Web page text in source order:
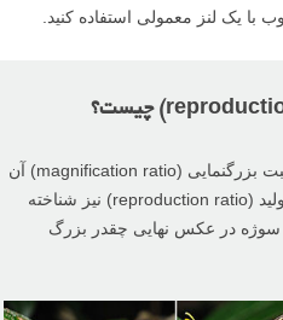
با یک لنز معمولی استفاده کنید.
مهمترین ویژگی یک لنز ماکرو، نسبت بزرگنمایی (magnification ratio) آن
است؛ که همچنین با نام نسبت بازتولید (reproduction ratio) نیز شناخته
در عکس نهایی چقدر بزرگ